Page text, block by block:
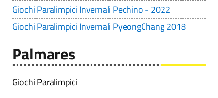
Giochi Paralimpici Invernali Pechino - 2022
Giochi Paralimpici Invernali PyeongChang 2018
Palmares
Giochi Paralimpici